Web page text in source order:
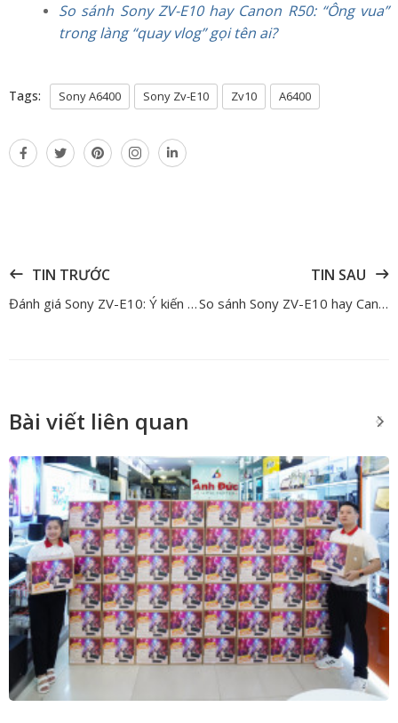
So sánh Sony ZV-E10 hay Canon R50: “Ông vua”
trong làng “quay vlog” gọi tên ai?
Tags: Sony A6400 Sony Zv-E10 Zv10 A6400
TIN TRƯỚC
Đánh giá Sony ZV-E10: Ý kiến trái chiều về sản phẩm đi đầu phân khúc “quay vlog”
TIN SAU
So sánh Sony ZV-E10 hay Canon R50: Máy nào quay vlog tốt hơn
Bài viết liên quan